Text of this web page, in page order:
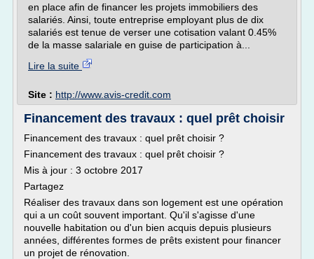
en place afin de financer les projets immobiliers des
salariés. Ainsi, toute entreprise employant plus de dix
salariés est tenue de verser une cotisation valant 0.45%
de la masse salariale en guise de participation à...
Lire la suite
Site : http://www.avis-credit.com
Financement des travaux : quel prêt choisir
Financement des travaux : quel prêt choisir ?
Financement des travaux : quel prêt choisir ?
Mis à jour : 3 octobre 2017
Partagez
Réaliser des travaux dans son logement est une opération
qui a un coût souvent important. Qu'il s'agisse d'une
nouvelle habitation ou d'un bien acquis depuis plusieurs
années, différentes formes de prêts existent pour financer
un projet de rénovation.